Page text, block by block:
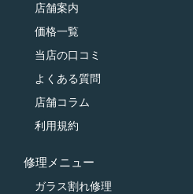
店舗案内
価格一覧
当店の口コミ
よくある質問
店舗コラム
利用規約
修理メニュー
ガラス割れ修理